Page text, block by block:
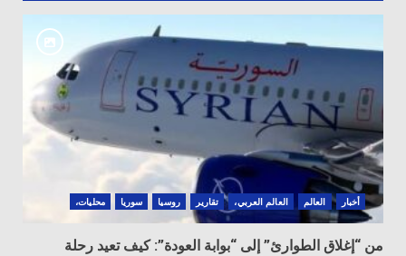
أخبار العالم العالم العربي، تقارير روسيا سوريا محليات،
من “إغلاق الطوارئ” إلى “بوابة العودة”: كيف تعيد رحلة